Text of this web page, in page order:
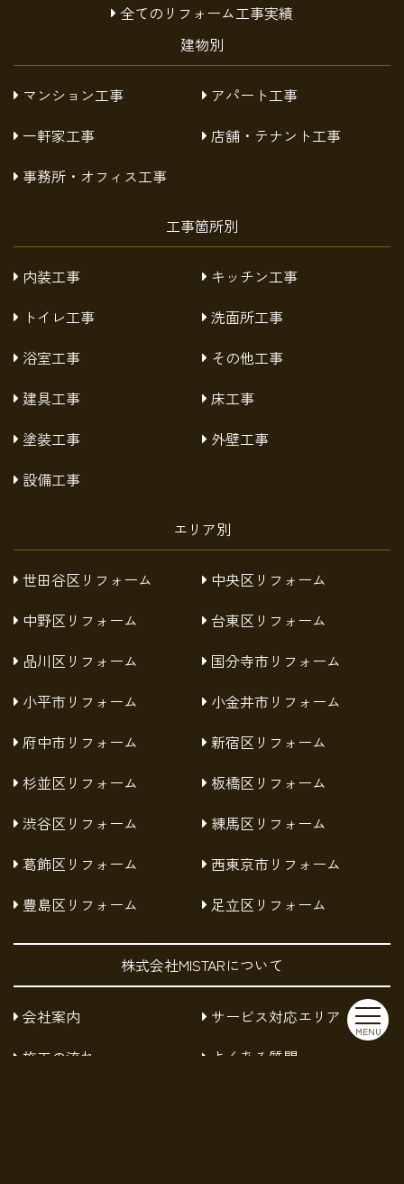
MENU
全てのリフォーム工事実績
建物別
マンション工事
アパート工事
一軒家工事
店舗・テナント工事
事務所・オフィス工事
工事箇所別
内装工事
キッチン工事
トイレ工事
洗面所工事
浴室工事
その他工事
建具工事
床工事
塗装工事
外壁工事
設備工事
エリア別
世田谷区リフォーム
中央区リフォーム
中野区リフォーム
台東区リフォーム
品川区リフォーム
国分寺市リフォーム
小平市リフォーム
小金井市リフォーム
府中市リフォーム
新宿区リフォーム
杉並区リフォーム
板橋区リフォーム
渋谷区リフォーム
練馬区リフォーム
葛飾区リフォーム
西東京市リフォーム
豊島区リフォーム
足立区リフォーム
株式会社MISTARについて
会社案内
サービス対応エリア
施工の流れ
よくある質問